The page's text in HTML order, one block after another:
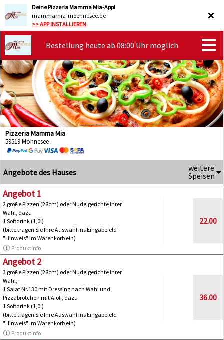
Deine Pizzeria Mamma Mia-App!
mammamia-moehnesee.de
>> APP INSTALLIEREN
Bestellung heute ab 08:00 Uhr möglich
Pizzeria Mamma Mia
59519 Möhnesee
Angebote des Hauses
weitere
Speisen
Angebot 1
2 große Pizzen (28cm) oder Nudelgerichte Ihrer
Wahl, dazu
1 Softdrink (1,0l)
(bitte tragen Sie Ihre Auswahl ins Eingabefeld
"Hinweis" im Warenkorb ein)
Produktinfo
22.00
Angebot 2
3 große Pizzen (28cm) oder Nudelgerichte Ihrer
Wahl,
1 Salat Nr.130 mit Dressing nach Wahl und
Pizzabrötchen mit Aioli, dazu
1 Softdrink (1,0l)
(bitte tragen Sie Ihre Auswahl ins Eingabefeld
"Hinweis" im Warenkorb ein)
Produktinfo
36.00